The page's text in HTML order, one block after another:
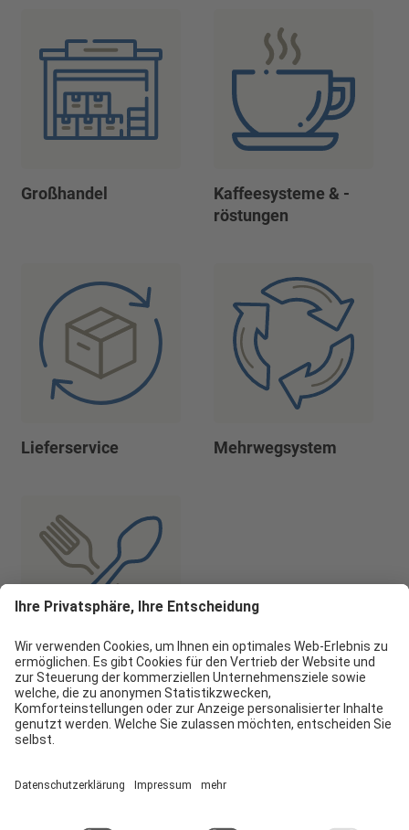
Großhandel
Kaffeesysteme & -
röstungen
Lieferservice Mehrwegsystem
Speisenanbieter
Bayern Tourist GmbH (BTG)